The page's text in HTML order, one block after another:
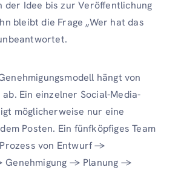
der Idee bis zur Veröffentlichung
bleibt die Frage „Wer hat das
hängt von
Ein einzelner Social-Media-
möglicherweise nur eine
Posten. Ein fünfköpfiges Team
von Entwurf →
Genehmigung → Planung →